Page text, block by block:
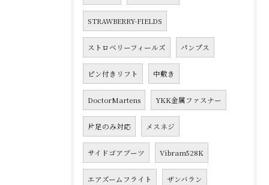
STRAWBERRY-FIELDS
ストロベリーフィールズ パンプス
ピン付きリフト 中敷き
DoctorMartens YKK金属ファスナー
片足のみ対応 メスネジ
サイドゴアブーツ Vibram528K
エアズームフライト ザンバラン